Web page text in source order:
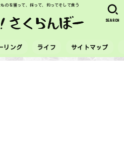
のを獲って、採って、釣ってそして食う
リング ライフ サイトマップ
SEARCH